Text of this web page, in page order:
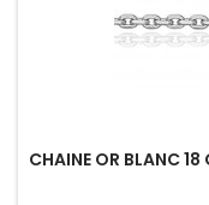
CHAINE OR BLANC